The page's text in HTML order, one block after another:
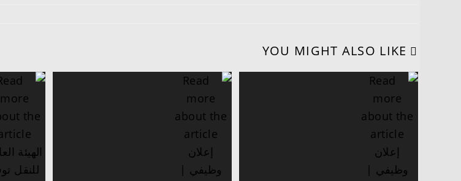
YOU MIGHT ALSO LIKE